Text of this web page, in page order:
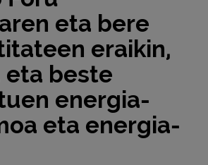
eta bere
eraikin,
beste
energia-
eta energia-